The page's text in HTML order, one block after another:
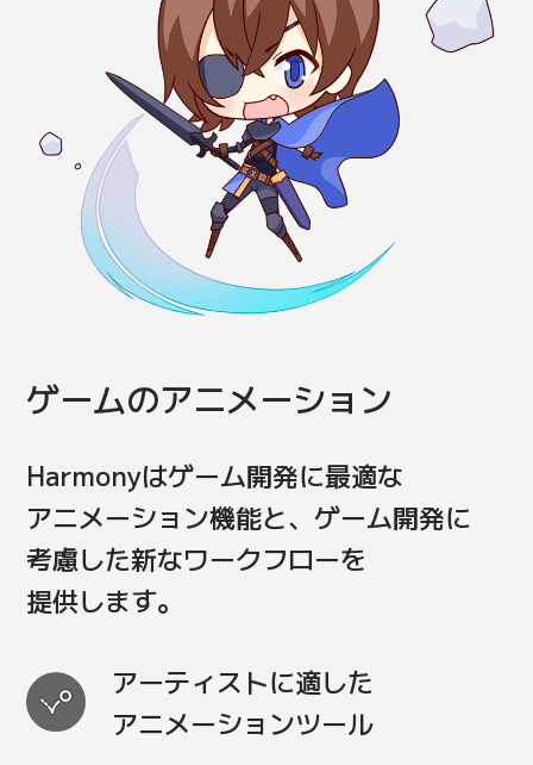
ゲームのアニメーション
Harmonyはゲーム開発に最適な
アニメーション機能と、 ゲーム開発に
考慮した新なワークフローを
提供します。
アーティストに適した
アニメーションツール